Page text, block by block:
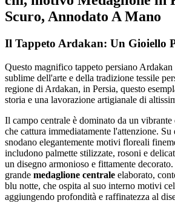
Scuro, Annodato A Mano
Il Tappeto Ardakan: Un Gioiello
Questo magnifico tappeto persiano Ardakan
sublime dell'arte e della tradizione tessile
regione di Ardakan, in Persia, questo
storia e una lavorazione artigianale di
Il campo centrale è dominato da un vibrante
che cattura immediatamente l'attenzione. Su
snodano elegantemente motivi floreali
includono palmette stilizzate, rosoni e
un disegno armonioso e fittamente
grande medaglione centrale elaborato,
blu notte, che ospita al suo interno motivi
aggiungendo profondità e raffinatezza al